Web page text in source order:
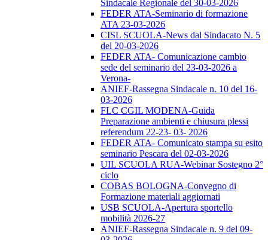
Sindacale Regionale del 30-03-2026
FEDER ATA-Seminario di formazione
ATA 23-03-2026
CISL SCUOLA-News dal Sindacato N. 5
del 20-03-2026
FEDER ATA- Comunicazione cambio
sede del seminario del 23-03-2026 a
Verona-
ANIEF-Rassegna Sindacale n. 10 del 16-
03-2026
FLC CGIL MODENA-Guida
Preparazione ambienti e chiusura plessi
referendum 22-23- 03- 2026
FEDER ATA- Comunicato stampa su esito
seminario Pescara del 02-03-2026
UIL SCUOLA RUA-Webinar Sostegno 2°
ciclo
COBAS BOLOGNA-Convegno di
Formazione materiali aggiornati
USB SCUOLA-Apertura sportello
mobilità 2026-27
ANIEF-Rassegna Sindacale n. 9 del 09-